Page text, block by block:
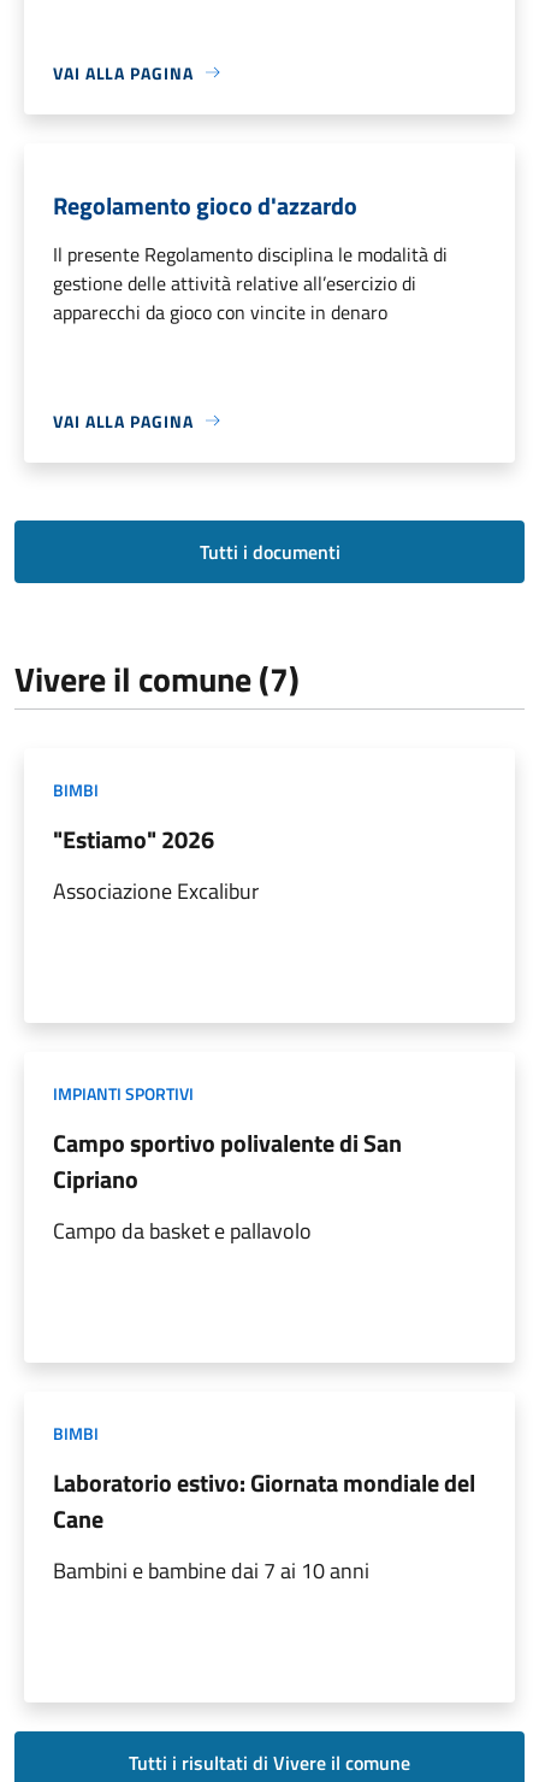
VAI ALLA PAGINA
Regolamento gioco d'azzardo
Il presente Regolamento disciplina le modalità di
gestione delle attività relative all’esercizio di
apparecchi da gioco con vincite in denaro
VAI ALLA PAGINA
Tutti i documenti
Vivere il comune (7)
BIMBI
"Estiamo" 2026
Associazione Excalibur
IMPIANTI SPORTIVI
Campo sportivo polivalente di San
Cipriano
Campo da basket e pallavolo
BIMBI
Laboratorio estivo: Giornata mondiale del
Cane
Bambini e bambine dai 7 ai 10 anni
Tutti i risultati di Vivere il comune